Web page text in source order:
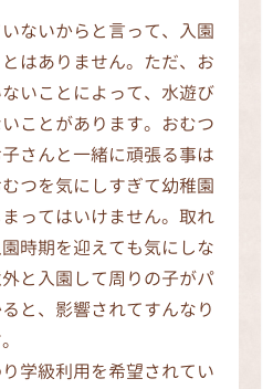
ないからと言って、入園
はありません。ただ、お
いことによって、水遊び
ことがあります。おむつ
さんと一緒に頑張る事は
つを気にしすぎて幼稚園
ってはいけません。取れ
時期を迎えても気にしな
と入園して周りの子がパ
と、影響されてすんなり
学級利用を希望されてい